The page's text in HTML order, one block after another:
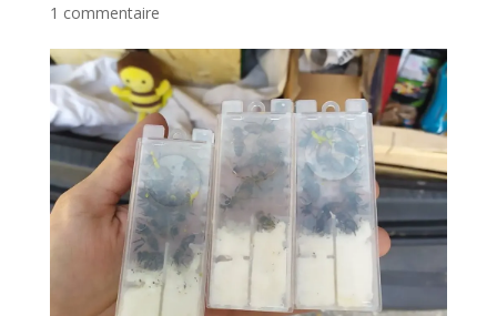
1 commentaire